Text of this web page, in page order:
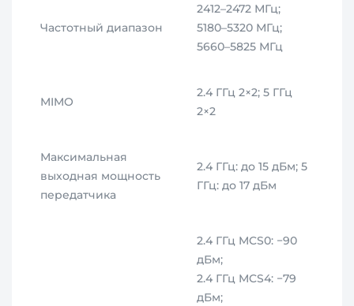
Частотный диапазон
2412–2472 МГц;
5180–5320 МГц;
5660–5825 МГц
MIMO
2.4 ГГц 2×2; 5 ГГц
2×2
Максимальная
выходная мощность
передатчика
2.4 ГГц: до 15 дБм; 5
ГГц: до 17 дБм
2.4 ГГц MCS0: −90
дБм;
2.4 ГГц MCS4: −79
дБм;